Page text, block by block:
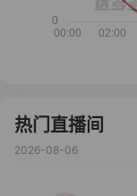
热门直播间
2026-08-06